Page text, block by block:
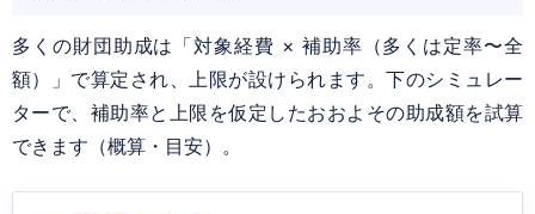
多くの財団助成は「対象経費 × 補助率（多くは定率〜全
額）」で算定され、上限が設けられます。下のシミュレー
ターで、補助率と上限を仮定したおおよその助成額を試算
できます（概算・目安）。